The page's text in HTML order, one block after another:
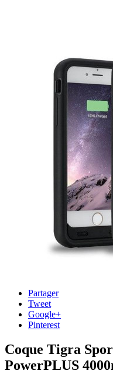
Partager
Tweet
Google+
Pinterest
Coque Tigra
PowerPLUS